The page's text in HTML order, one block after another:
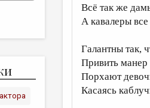
Всё так же
А кавалеры
Галантны так,
Привить
Порхают
Касаясь